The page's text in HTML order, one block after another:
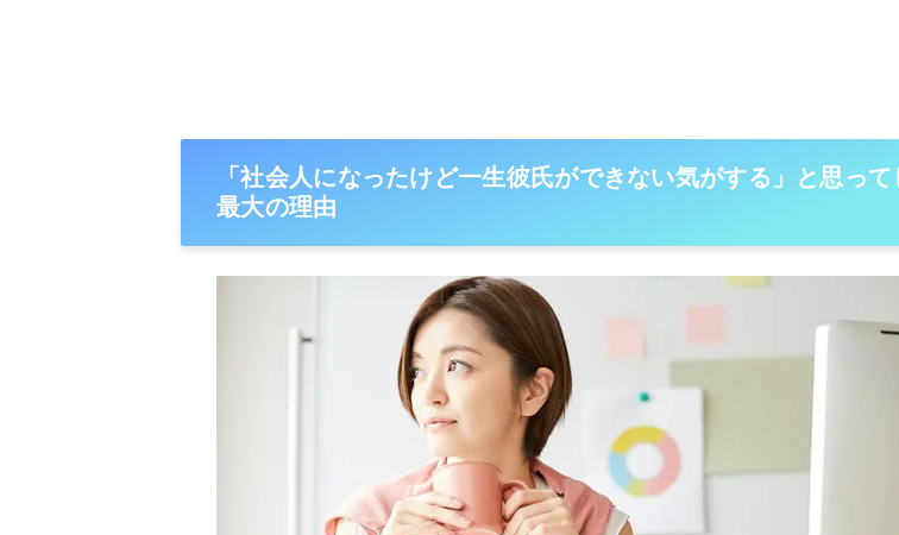
「社会人になったけど一生彼氏ができない気がする」と思って
最大の理由